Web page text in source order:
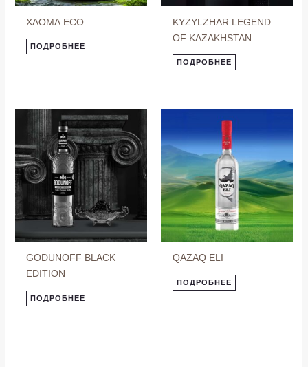
ХАОМА ECO
ПОДРОБНЕЕ
KYZYLZHAR LEGEND
OF KAZAKHSTAN
ПОДРОБНЕЕ
GODUNOFF BLACK
EDITION
ПОДРОБНЕЕ
QAZAQ ELI
ПОДРОБНЕЕ